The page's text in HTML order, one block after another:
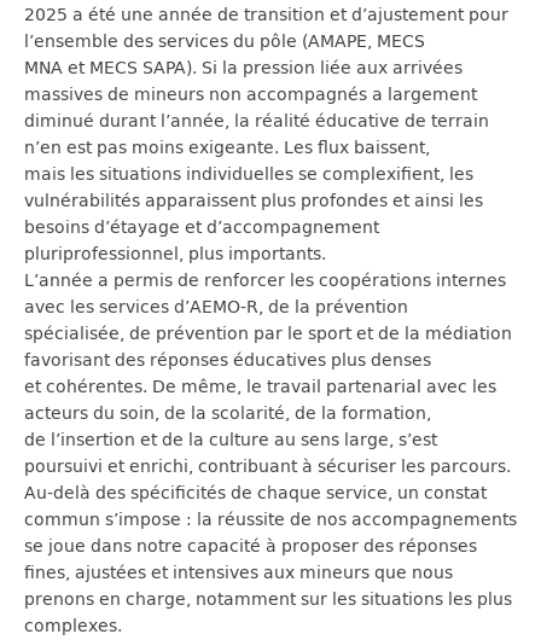
2025 a été une année de transition et d’ajustement pour
l’ensemble des services du pôle (AMAPE, MECS
MNA et MECS SAPA). Si la pression liée aux arrivées
massives de mineurs non accompagnés a largement
diminué durant l’année, la réalité éducative de terrain
n’en est pas moins exigeante. Les flux baissent,
mais les situations individuelles se complexifient, les
vulnérabilités apparaissent plus profondes et ainsi les
besoins d’étayage et d’accompagnement
pluriprofessionnel, plus importants.
L’année a permis de renforcer les coopérations internes
avec les services d’AEMO-R, de la prévention
spécialisée, de prévention par le sport et de la médiation
favorisant des réponses éducatives plus denses
et cohérentes. De même, le travail partenarial avec les
acteurs du soin, de la scolarité, de la formation,
de l’insertion et de la culture au sens large, s’est
poursuivi et enrichi, contribuant à sécuriser les parcours.
Au-delà des spécificités de chaque service, un constat
commun s’impose : la réussite de nos accompagnements
se joue dans notre capacité à proposer des réponses
fines, ajustées et intensives aux mineurs que nous
prenons en charge, notamment sur les situations les plus
complexes.